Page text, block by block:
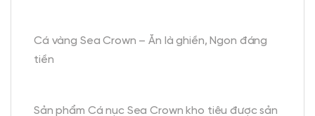
Cá vàng Sea Crown – Ăn là ghiền, Ngon đáng
tiền
Sản phẩm Cá nục Sea Crown kho tiêu được sản